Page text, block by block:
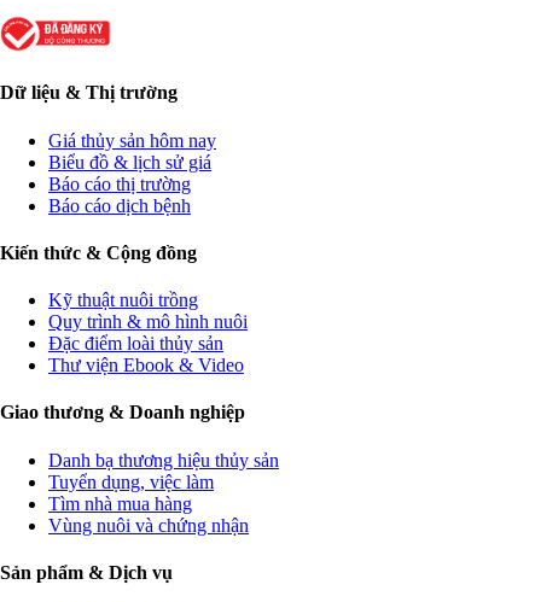
Dữ liệu & Thị trường
Giá thủy sản hôm nay
Biểu đồ & lịch sử giá
Báo cáo thị trường
Báo cáo dịch bệnh
Kiến thức & Cộng đồng
Kỹ thuật nuôi trồng
Quy trình & mô hình nuôi
Đặc điểm loài thủy sản
Thư viện Ebook & Video
Giao thương & Doanh nghiệp
Danh bạ thương hiệu thủy sản
Tuyển dụng, việc làm
Tìm nhà mua hàng
Vùng nuôi và chứng nhận
Sản phẩm & Dịch vụ